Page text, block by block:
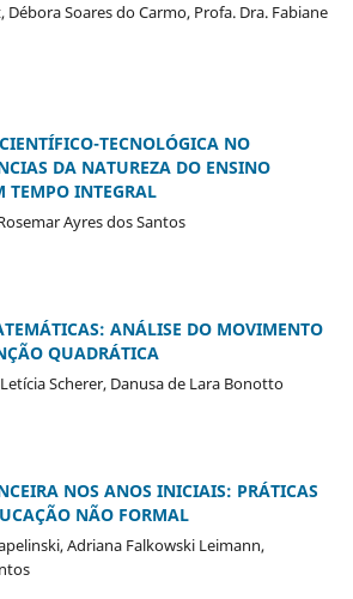
Débora Soares do Carmo, Profa. Dra. Fabiane
TECNOLÓGICA NO
DA NATUREZA DO ENSINO
TEMPO INTEGRAL
Ayres dos Santos
ANÁLISE DO MOVIMENTO
QUADRÁTICA
Scherer, Danusa de Lara Bonotto
NOS ANOS INICIAIS: PRÁTICAS
NÃO FORMAL
Adriana Falkowski Leimann,